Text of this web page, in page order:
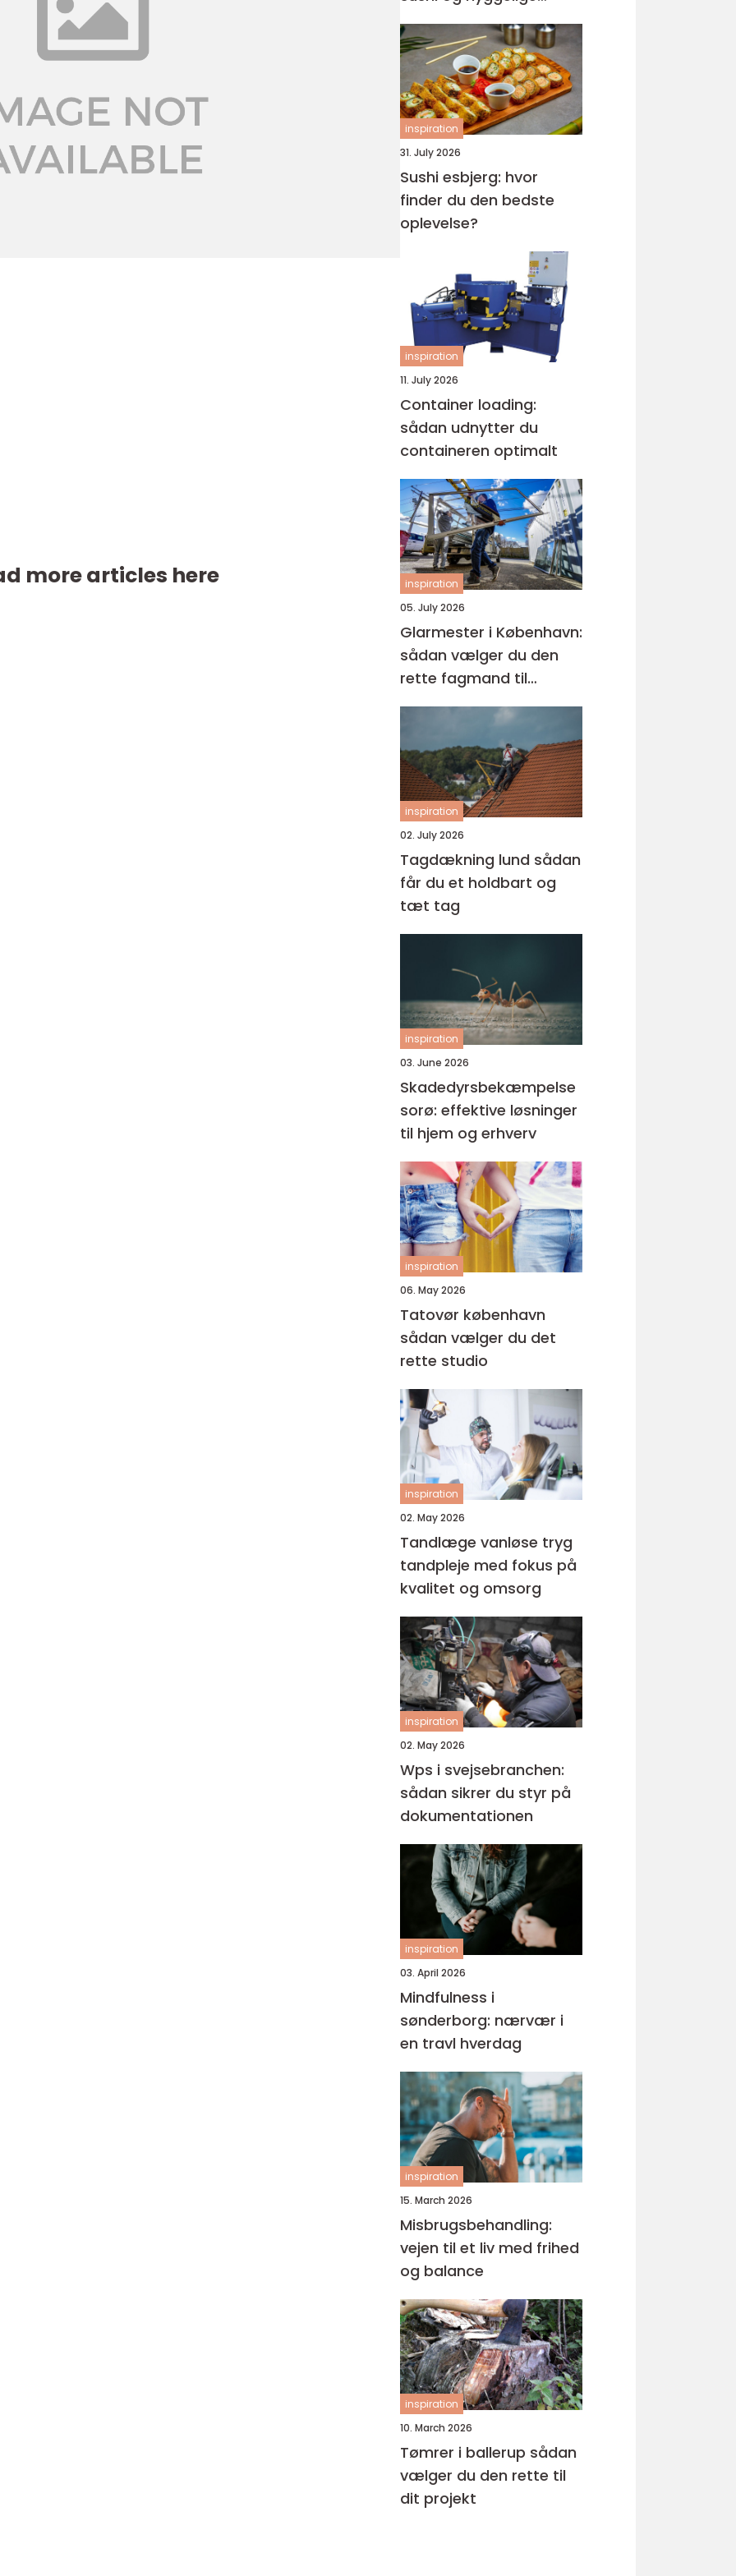
more articles here
rammer
inspiration
31. July 2026
Sushi esbjerg: hvor
finder du den bedste
oplevelse?
inspiration
11. July 2026
Container loading:
sådan udnytter du
containeren optimalt
inspiration
05. July 2026
Glarmester i København:
sådan vælger du den
rette fagmand til
glasopgaver
inspiration
02. July 2026
Tagdækning lund sådan
får du et holdbart og
tæt tag
inspiration
03. June 2026
Skadedyrsbekæmpelse
sorø: effektive løsninger
til hjem og erhverv
inspiration
06. May 2026
Tatovør københavn
sådan vælger du det
rette studio
inspiration
02. May 2026
Tandlæge vanløse tryg
tandpleje med fokus på
kvalitet og omsorg
inspiration
02. May 2026
Wps i svejsebranchen:
sådan sikrer du styr på
dokumentationen
inspiration
03. April 2026
Mindfulness i
sønderborg: nærvær i
en travl hverdag
inspiration
15. March 2026
Misbrugsbehandling:
vejen til et liv med frihed
og balance
inspiration
10. March 2026
Tømrer i ballerup sådan
vælger du den rette til
dit projekt